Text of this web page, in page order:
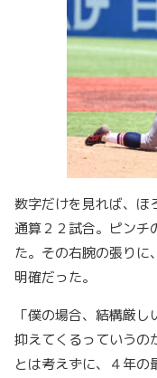
数字だけを見れば、ほ
通算２２試合。ピンチ
た。その右腕の張りに
明確だった。
「僕の場合、結構厳
抑えてくるっていうの
とは考えずに、４年の